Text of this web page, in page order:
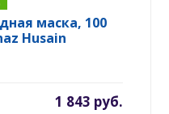
маска, 100
Husain
1 843 руб.